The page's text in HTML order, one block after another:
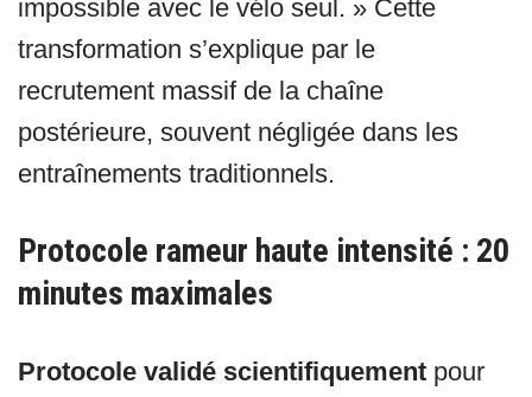
impossible avec le vélo seul. » Cette
transformation s’explique par le
recrutement massif de la chaîne
postérieure, souvent négligée dans les
entraînements traditionnels.
Protocole rameur haute intensité : 20
minutes maximales
Protocole validé scientifiquement pour